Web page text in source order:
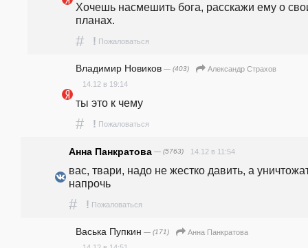
Хочешь насмешить бога, расскажи ему о
планах.
# ! Пожаловаться
Владимир Новиков — (403)
Александр Страхов
14.12 в 19:14
ты это к чему
# ! Пожаловаться
Анна Панкратова — (5763) 14.12 в 11:54
вас, твари, надо не жестко давить, а
напрочь
# ! Пожаловаться
Васька Пупкин — (171)
Анна Панкратова